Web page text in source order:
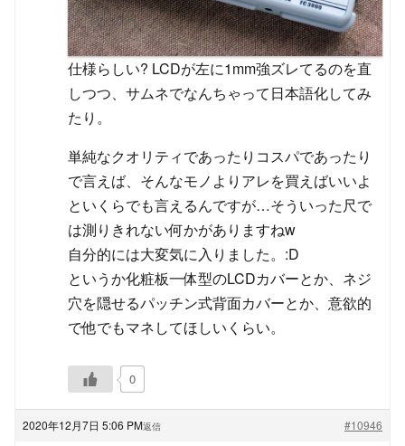
仕様らしい? LCDが左に1mm強ズレてるのを直
しつつ、サムネでなんちゃって日本語化してみ
たり。
単純なクオリティであったりコスパであったり
で言えば、そんなモノよりアレを買えばいいよ
といくらでも言えるんですが…そういった尺で
は測りきれない何かがありますねw
自分的には大変気に入りました。:D
というか化粧板一体型のLCDカバーとか、ネジ
穴を隠せるパッチン式背面カバーとか、意欲的
で他でもマネしてほしいくらい。
0
2020年12月7日 5:06 PM #10946
返信